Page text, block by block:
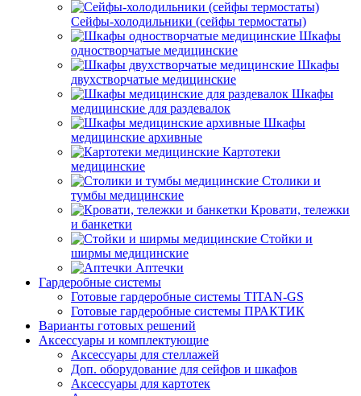
Сейфы-холодильники (сейфы термостаты)
Шкафы
одностворчатые медицинские
Шкафы
двухстворчатые медицинские
Шкафы
медицинские для раздевалок
Шкафы
медицинские архивные
Картотеки
медицинские
Столики и
тумбы медицинские
Кровати, тележки
и банкетки
Стойки и
ширмы медицинские
Аптечки
Гардеробные системы
Готовые гардеробные системы TITAN-GS
Готовые гардеробные системы ПРАКТИК
Варианты готовых решений
Аксессуары и комплектующие
Аксессуары для стеллажей
Доп. оборудование для сейфов и шкафов
Аксессуары для картотек